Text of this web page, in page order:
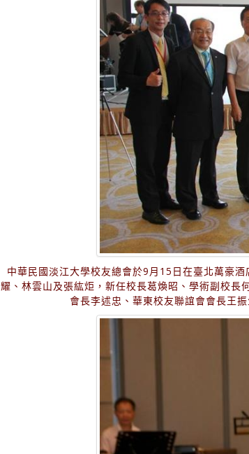
中華民國淡江大學校友總會於9月15日在臺北萬豪
耀、林雲山及張紘炬，新任校長葛煥昭、學術副校長
會長李述忠、華東校友聯誼會會長王